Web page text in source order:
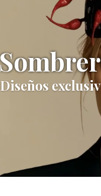
20 años